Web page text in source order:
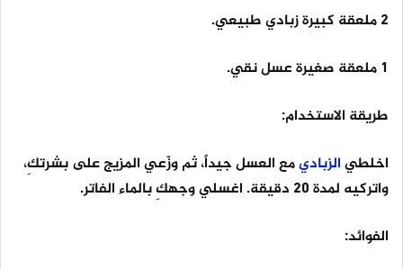
2 ملعقة كبيرة زبادي طبيعي.
1 ملعقة صغيرة عسل نقي.
طريقة الاستخدام:
اخلطيالزباديمع العسل جيداً، ثم وزّعي المزيج على بشرتكِ،
واتركيه لمدة 20 دقيقة. اغسلي وجهكِ بالماء الفاتر.
الفوائد: